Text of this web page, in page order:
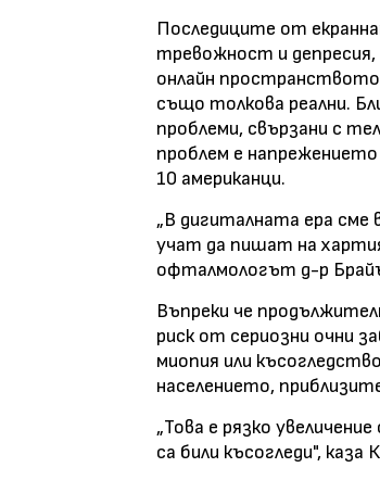
Последиците от
тревожност и
онлайн
също толкова реални.
проблеми, свързани с
проблем е
10 американци.
„В дигиталната ера сме
учат да пишат на
офталмологът д-р
Въпреки че
риск от сериозни очни
миопия или
населението,
„Това е рязко
са били късогледи", каза